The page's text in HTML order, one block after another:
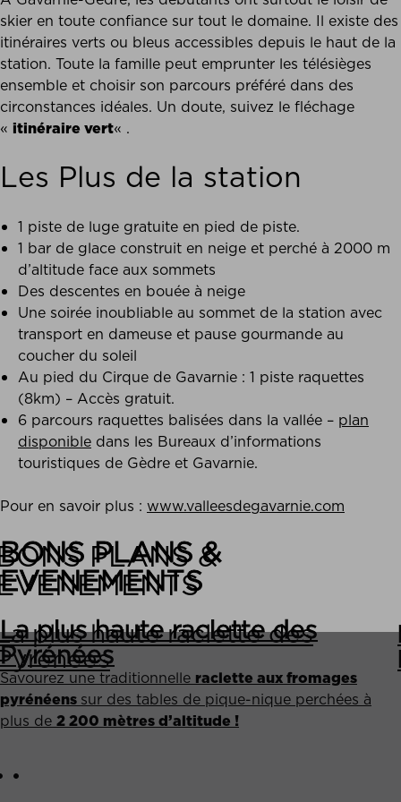
skier en toute confiance sur tout le domaine. Il existe des
itinéraires verts ou bleus accessibles depuis le haut de la
station. Toute la famille peut emprunter les télésièges
ensemble et choisir son parcours préféré dans des
circonstances idéales. Un doute, suivez le fléchage
« itinéraire vert« .
Les Plus de la station
1 piste de luge gratuite en pied de piste.
1 bar de glace construit en neige et perché à 2000 m
d’altitude face aux sommets
Des descentes en bouée à neige
Une soirée inoubliable au sommet de la station avec
transport en dameuse et pause gourmande au
coucher du soleil
Au pied du Cirque de Gavarnie : 1 piste raquettes
(8km) – Accès gratuit.
6 parcours raquettes balisées dans la vallée – plan
disponible dans les Bureaux d’informations
touristiques de Gèdre et Gavarnie.
Pour en savoir plus : www.valleesdegavarnie.com
BONS PLANS &
EVENEMENTS
La plus haute raclette des
Pyrénées
Savourez une traditionnelle raclette aux fromages
pyrénéens sur des tables de pique-nique perchées à
plus de 2 200 mètres d’altitude !